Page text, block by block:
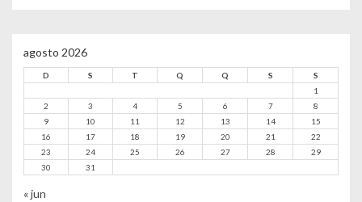
agosto 2026
D S T Q Q S
S
1
2
3 4 5 6 7
8
9
10 11 12 13 14
15
16
17 18 19 20 21
22
23
24 25 26 27 28
29
30
31
« jun